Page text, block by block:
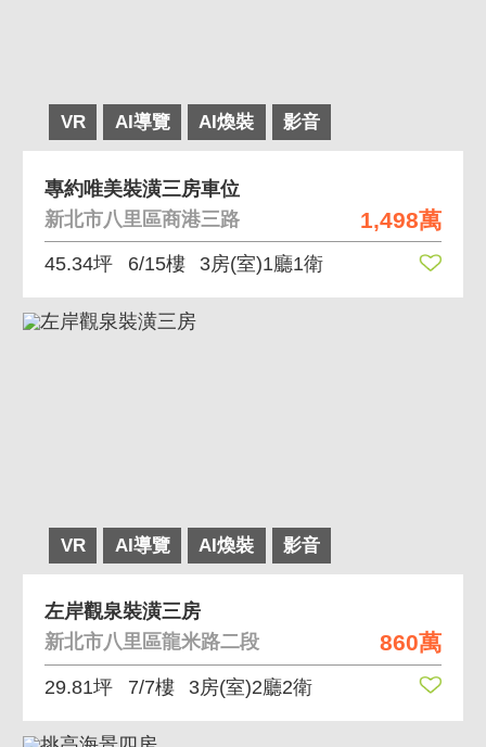
VR AI導覽 AI煥裝 影音
1,498萬
專約唯美裝潢三房車位
新北市八里區商港三路
45.34坪 6/15樓 3房(室)1廳1衛
VR AI導覽 AI煥裝 影音
860萬
左岸觀泉裝潢三房
新北市八里區龍米路二段
29.81坪 7/7樓 3房(室)2廳2衛